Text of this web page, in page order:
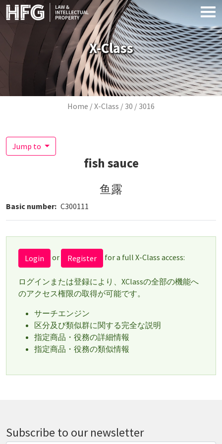
Skip to main content
X-Class
Breadcrumb
Home X-Class 30 3016
Jump to
fish sauce
鱼露
Basic number C300111
Login or Register for a full X-Class access:
ログインまたは登録により、XClassの全部の機能へ
のアクセス権限の取得が可能です。
サーチエンジン
区分及び類似群に関する完全な説明
指定商品・役務の詳細情報
指定商品・役務の類似情報
Subscribe to our newsletter